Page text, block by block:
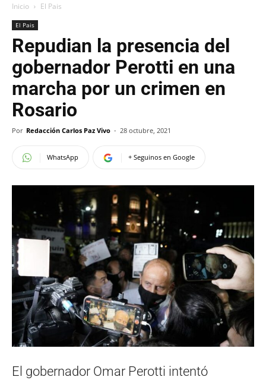
Inicio El Pais
El Pais
Repudian la presencia del
gobernador Perotti en una
marcha por un crimen en
Rosario
Por Redacción Carlos Paz Vivo - 28 octubre, 2021
WhatsApp + Seguinos en Google
El gobernador Omar Perotti intentó